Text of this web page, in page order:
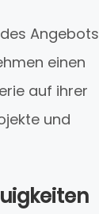
Angebots
einen
auf ihrer
und